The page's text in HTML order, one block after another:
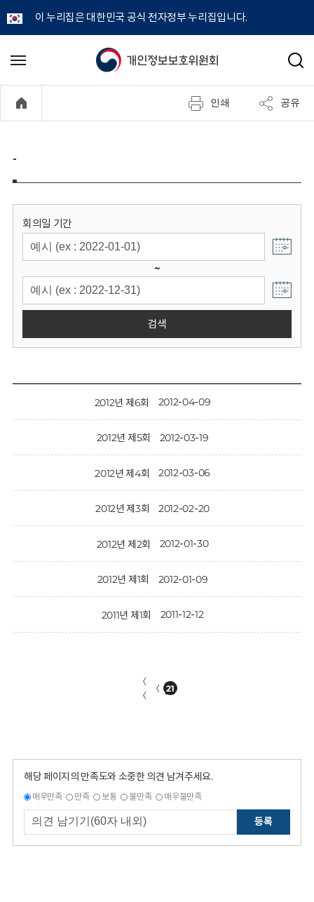
이 누리집은 대한민국 공식 전자정부 누리집입니다.
개
정
보
위
원
회
메
기
검
인쇄 공유
-
회의일 기간
~
검색
2012년 제6회 2012-04-09
2012년 제5회 2012-03-19
2012년 제4회 2012-03-06
2012년 제3회 2012-02-20
2012년 제2회 2012-01-30
2012년 제1회 2012-01-09
2011년 제1회 2011-12-12
〈
〈
〈 21
해당 페이지의 만족도와 소중한 의견 남겨주세요.
매우만족 만족 보통 불만족 매우불만족
등록